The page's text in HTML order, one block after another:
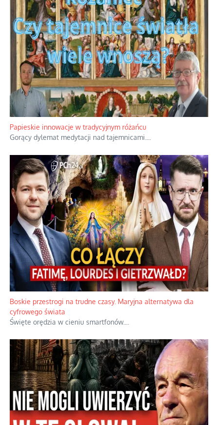
Papieskie innowacje w tradycyjnym różańcu
Gorący dylemat medytacji nad tajemnicami....
Boskie przestrogi na trudne czasy. Maryjna alternatywa dla
cyfrowego świata
Święte orędzia w cieniu smartfonów.